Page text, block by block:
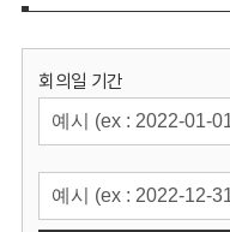
보
위
원
회의일 기간